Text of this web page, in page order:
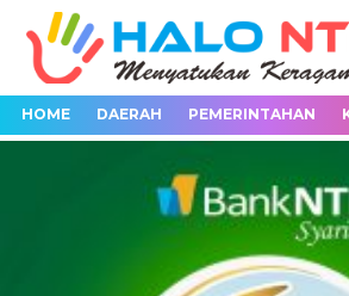
HOME DAERAH PEMERINTAHAN